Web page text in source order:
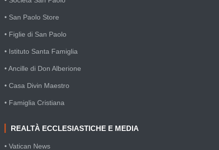
• San Paolo Store
• Figlie di San Paolo
• Istituto Santa Famiglia
• Ancille di Don Alberione
• Casa Divin Maestro
• Famiglia Cristiana
REALTÀ ECCLESIASTICHE E MEDIA
• Vatican News